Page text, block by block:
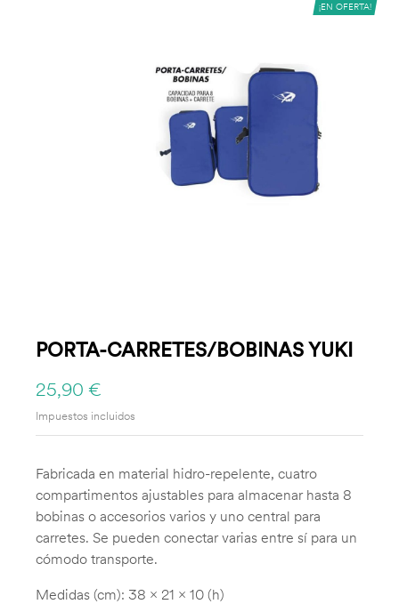
¡EN OFERTA!
PORTA-CARRETES/BOBINAS YUKI
25,90 €
Impuestos incluidos
Fabricada en material hidro-repelente, cuatro
compartimentos ajustables para almacenar hasta 8
bobinas o accesorios varios y uno central para
carretes. Se pueden conectar varias entre sí para un
cómodo transporte.
Medidas (cm): 38 x 21 x 10 (h)